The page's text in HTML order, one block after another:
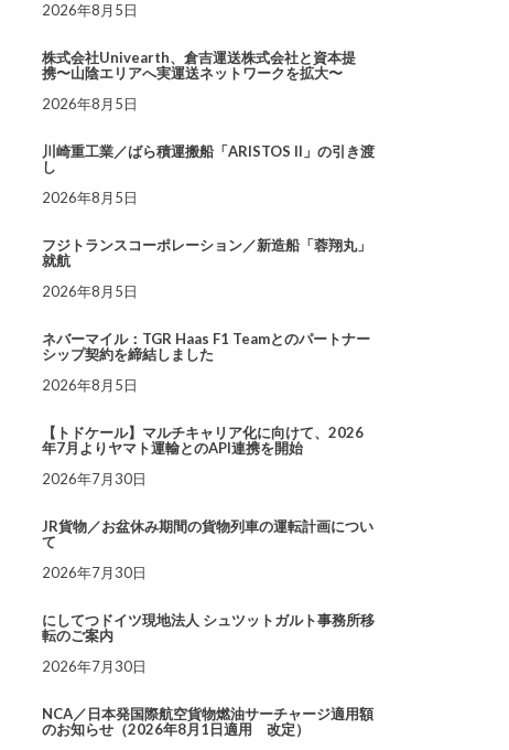
2026年8月5日
株式会社Univearth、倉吉運送株式会社と資本提
携〜山陰エリアへ実運送ネットワークを拡大〜
2026年8月5日
川崎重工業／ばら積運搬船「ARISTOS II」の引き渡
し
2026年8月5日
フジトランスコーポレーション／新造船「蓉翔丸」
就航
2026年8月5日
ネバーマイル：TGR Haas F1 Teamとのパートナー
シップ契約を締結しました
2026年8月5日
【トドケール】マルチキャリア化に向けて、2026
年7月よりヤマト運輸とのAPI連携を開始
2026年7月30日
JR貨物／お盆休み期間の貨物列車の運転計画につい
て
2026年7月30日
にしてつドイツ現地法人 シュツットガルト事務所移
転のご案内
2026年7月30日
NCA／日本発国際航空貨物燃油サーチャージ適用額
のお知らせ（2026年8月1日適用 改定）